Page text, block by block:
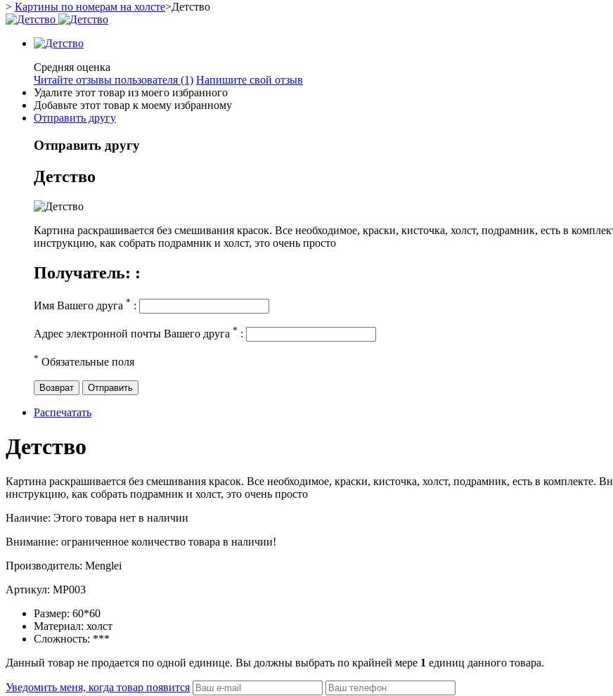
> Картины по номерам на холсте>Детство
Средняя оценка
Читайте отзывы пользователя (1) Напишите свой отзыв
Удалите этот товар из моего избранного
Добавьте этот товар к моему избранному
Отправить другу
Отправить другу
Детство
Картина раскрашивается без смешивания красок. Все необходимое, краски, кисточка, холст, подрамник, есть в
инструкцию, как собрать подрамник и холст, это очень просто
Получатель: :
Имя Вашего друга * :
Адрес электронной почты Вашего друга * :
* Обязательные поля
Возврат Отправить
Распечатать
Детство
Картина раскрашивается без смешивания красок. Все необходимое, краски, кисточка, холст, подрамник, есть в комплекте.
инструкцию, как собрать подрамник и холст, это очень просто
Наличие: Этого товара нет в наличии
Внимание: ограниченное количество товара в наличии!
Производитель: Menglei
Артикул: MP003
Размер: 60*60
Материал: холст
Сложность: ***
Данный товар не продается по одной единице. Вы должны выбрать по крайней мере 1 единиц данного товара.
Уведомить меня, когда товар появится